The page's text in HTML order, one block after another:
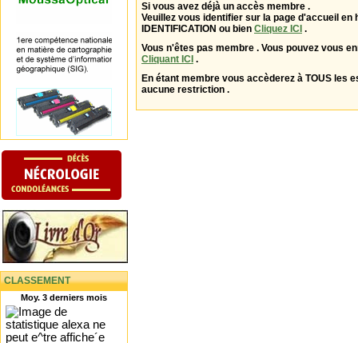
CLASSEMENT
Moy. 3 derniers mois
Si vous avez déjà un accès membre .
Veuillez vous identifier sur la page d'accueil en
IDENTIFICATION ou bien Cliquez ICI .
Vous n'êtes pas membre . Vous pouvez vous
Cliquant ICI .
En étant membre vous accèderez à TOUS les
aucune restriction .